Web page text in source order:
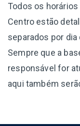
Todos os
Centro estão
separados por dia
Sempre que a
responsável for
aqui também